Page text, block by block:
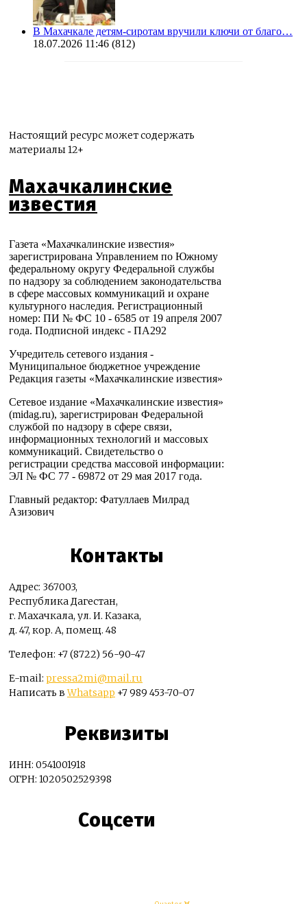
В Махачкале детям-сиротам вручили ключи от благо…
18.07.2026 11:46 (812)
Настоящий ресурс может содержать
материалы 12+
Махачкалинские
известия
Газета «Махачкалинские известия»
зарегистрирована Управлением по Южному
федеральному округу Федеральной службы
по надзору за соблюдением законодательства
в сфере массовых коммуникаций и охране
культурного наследия. Регистрационный
номер: ПИ № ФС 10 - 6585 от 19 апреля 2007
года. Подписной индекс - ПА292
Учредитель сетевого издания -
Муниципальное бюджетное учреждение
Редакция газеты «Махачкалинские известия»
Сетевое издание «Махачкалинские известия»
(midag.ru), зарегистрирован Федеральной
службой по надзору в сфере связи,
информационных технологий и массовых
коммуникаций. Свидетельство о
регистрации средства массовой информации:
ЭЛ № ФС 77 - 69872 от 29 мая 2017 года.
Главный редактор: Фатуллаев Милрад
Азизович
Контакты
Адрес: 367003,
Республика Дагестан,
г. Махачкала, ул. И. Казака,
д. 47, кор. А, помещ. 48
Телефон: +7 (8722) 56-90-47
E-mail: pressa2mi@mail.ru
Написать вWhatsapp +7 989 453-70-07
Реквизиты
ИНН: 0541001918
ОГРН: 1020502529398
Соцсети